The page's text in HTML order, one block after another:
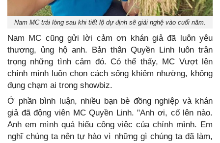
Nam MC trải lòng sau khi tiết lộ dự định sẽ giải nghệ vào cuối năm.
Nam MC cũng gửi lời cảm ơn khán giả đã luôn yêu
thương, ủng hộ anh. Bản thân Quyền Linh luôn trân
trọng những tình cảm đó. Có thể thấy, MC Vượt lên
chính mình luôn chọn cách sống khiêm nhường, không
đụng chạm ai trong showbiz.
Ở phần bình luận, nhiều bạn bè đồng nghiệp và khán
giả đã động viên MC Quyền Linh. "Anh ơi, cố lên nào.
Anh em mình quá hiểu công việc của chính mình. Em
nghĩ chúng ta nên tự hào vì những gì chúng ta đã làm,